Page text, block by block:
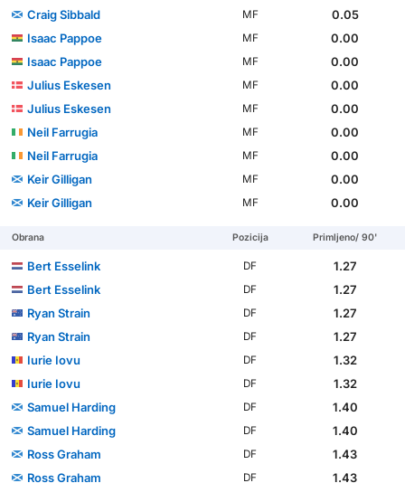
Craig Sibbald
MF
0.05
Isaac Pappoe
MF
0.00
Isaac Pappoe
MF
0.00
Julius Eskesen
MF
0.00
Julius Eskesen
MF
0.00
Neil Farrugia
MF
0.00
Neil Farrugia
MF
0.00
Keir Gilligan
MF
0.00
Keir Gilligan
MF 0.00
Obrana Pozicija Primljeno/ 90'
Bert Esselink DF
1.27
Bert Esselink
DF
1.27
Ryan Strain
DF
1.27
Ryan Strain
DF
1.27
Iurie Iovu
DF
1.32
Iurie Iovu
DF
1.32
Samuel Harding
DF
1.40
Samuel Harding
DF
1.40
Ross Graham
DF
1.43
Ross Graham
DF 1.43